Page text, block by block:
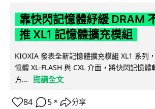
靠快閃記憶體紓緩 DRAM
推 XL1 記憶體擴充模組
KIOXIA 發表全新記憶體擴充模組 XL1 系列
憶體 XL-FLASH 與 CXL 介面，將快閃記憶
方...
閱讀全文
84 5 ↗ 分享